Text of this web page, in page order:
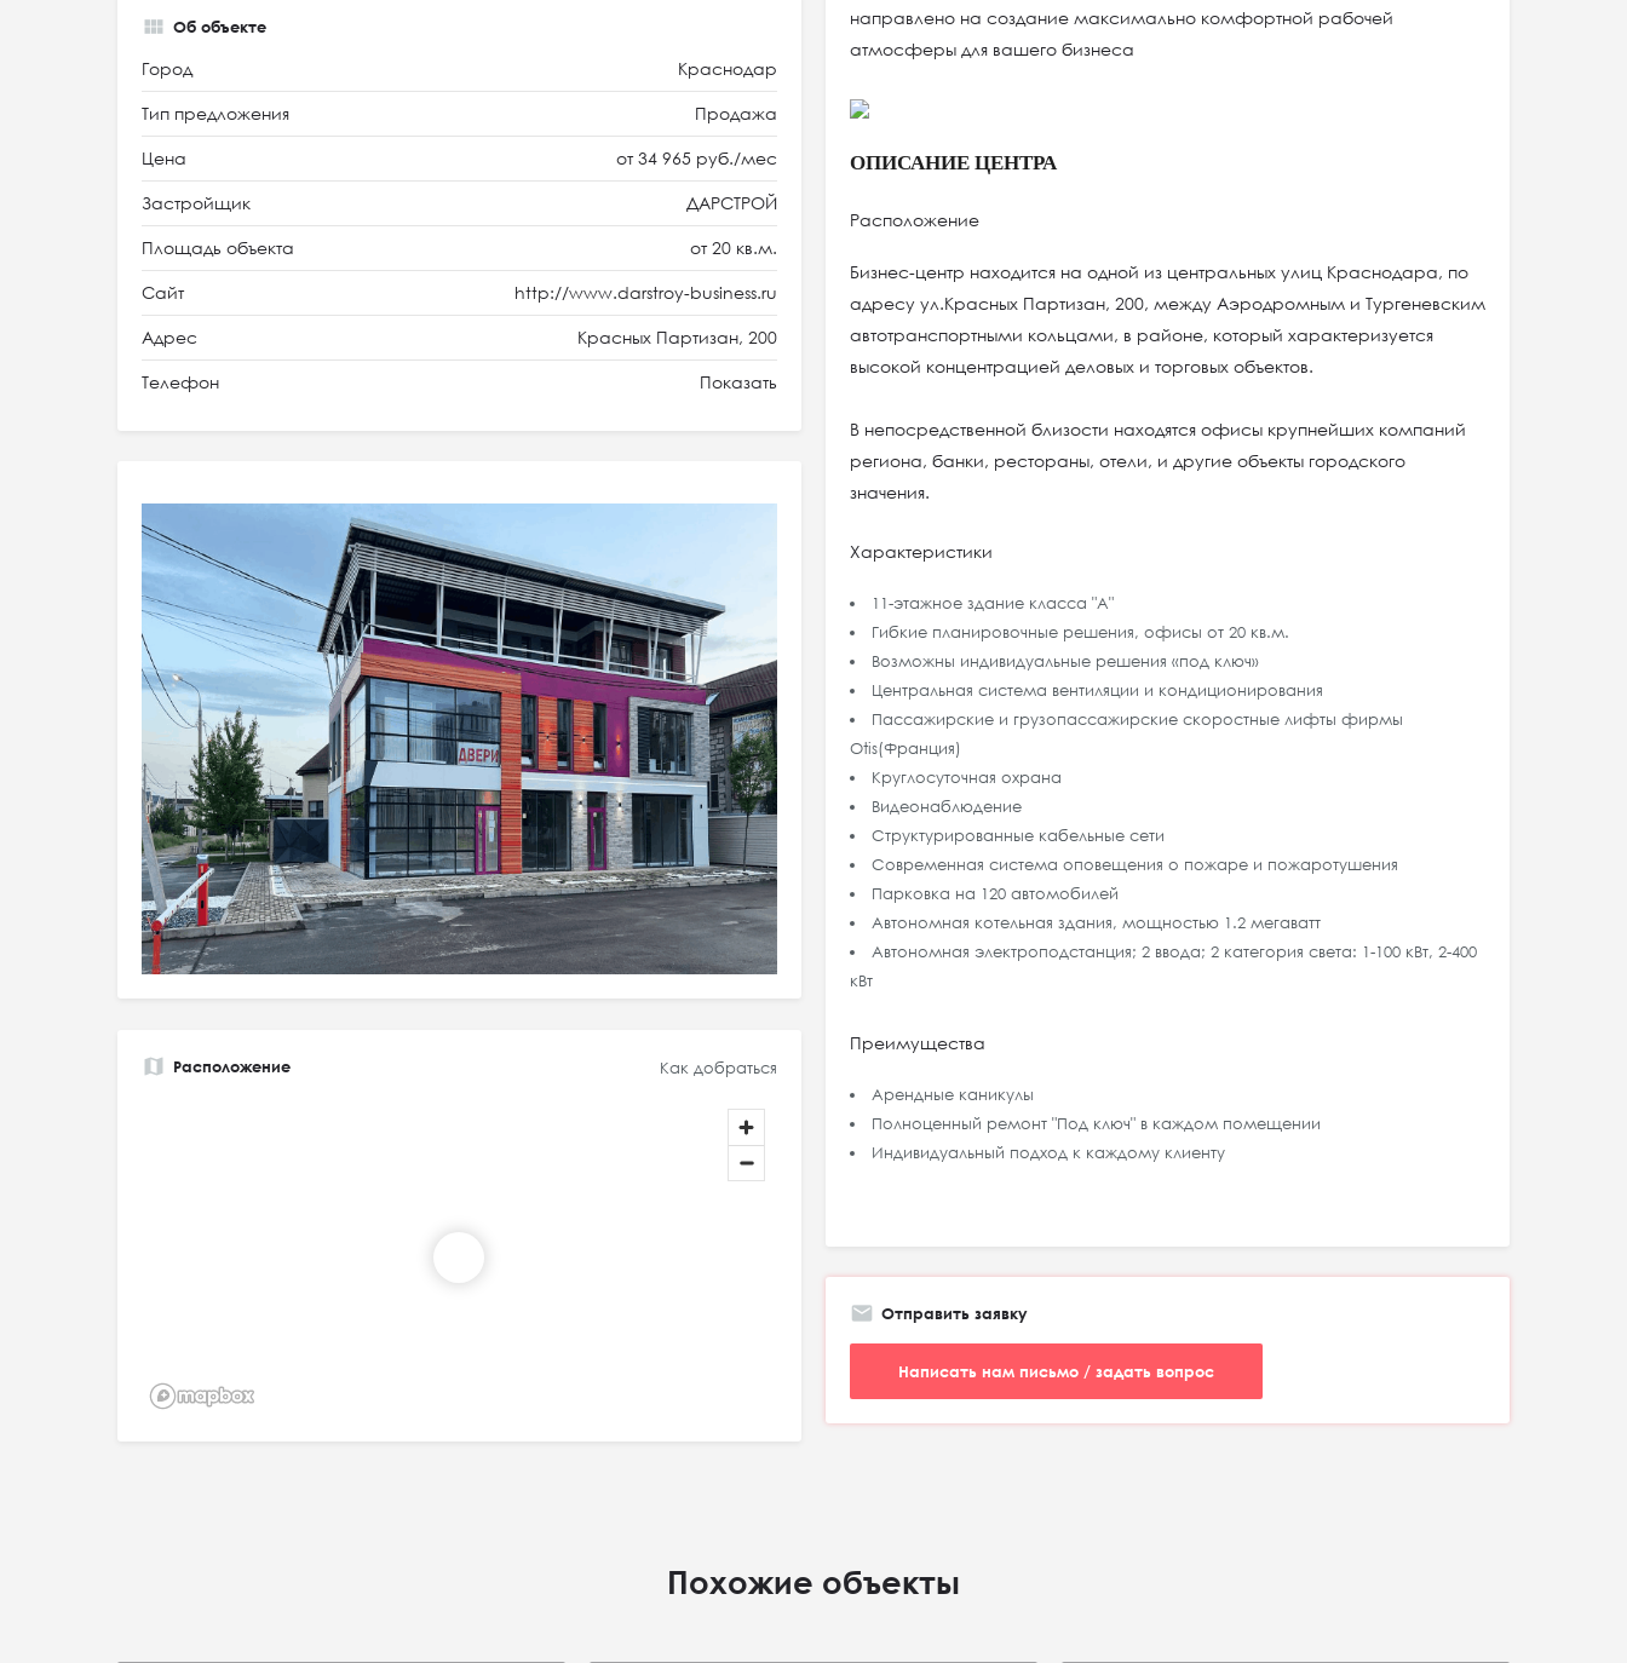
направлено на создание максимально комфортной рабочей
атмосферы для вашего бизнеса
ОПИСАНИЕ ЦЕНТРА
Расположение
Бизнес-центр находится на одной из центральных улиц Краснодара, по
адресу ул.Красных Партизан, 200, между Аэродромным и Тургеневским
автотранспортными кольцами, в районе, который характеризуется
высокой концентрацией деловых и торговых объектов.
В непосредственной близости находятся офисы крупнейших компаний
региона, банки, рестораны, отели, и другие объекты городского
значения.
Характеристики
11-этажное здание класса "А"
Гибкие планировочные решения, офисы от 20 кв.м.
Возможны индивидуальные решения «под ключ»
Центральная система вентиляции и кондиционирования
Пассажирские и грузопассажирские скоростные лифты фирмы
Otis(Франция)
Круглосуточная охрана
Видеонаблюдение
Структурированные кабельные сети
Современная система оповещения о пожаре и пожаротушения
Парковка на 120 автомобилей
Автономная котельная здания, мощностью 1.2 мегаватт
Автономная электроподстанция; 2 ввода; 2 категория света: 1-100 кВт, 2-400
кВт
Преимущества
Арендные каникулы
Полноценный ремонт "Под ключ" в каждом помещении
Индивидуальный подход к каждому клиенту
Об объекте
Город Краснодар
Тип предложения Продажа
Цена от 34 965 руб./мес
Застройщик ДАРСТРОЙ
Площадь объекта от 20 кв.м.
Сайт http://www.darstroy-business.ru
Адрес Красных Партизан, 200
Телефон Показать
Расположение Как добраться
Отправить заявку
Написать нам письмо / задать вопрос
Похожие объекты